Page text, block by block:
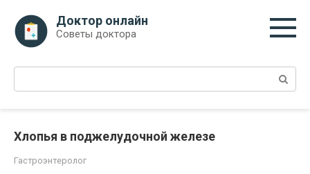
контенту
Доктор онлайн
Советы доктора
Поиск:
Хлопья в поджелудочной железе
Гастроэнтеролог